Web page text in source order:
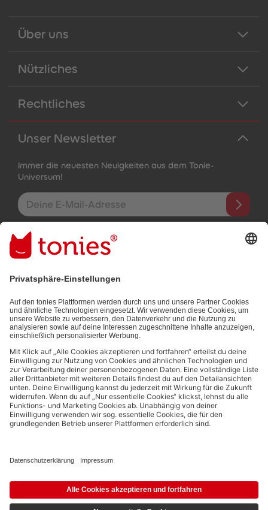
Über uns
Nützliches
Rechtliches
Unser Newsletter
Immer die neuesten Neuigkeiten aus dem Tonie-
Universum!
E-Mail-Addresse
Mit dem Absenden abonnierst du unseren E-Mail-Newsletter, der
auf den von dir bereitgestellten Informationen (z.B. Account-
informationen) und den von dir zu Werbezwecken bereitgestellten
Datenschutzbestimmungen.
Bezahlmethoden:
Links zu sozialen Netzwerken
Die Nutzung der Inhalte für Text- und Data-Mining von (generativen) KI
Zusammenhang ausdrücklich vorbehalten und daher verboten.